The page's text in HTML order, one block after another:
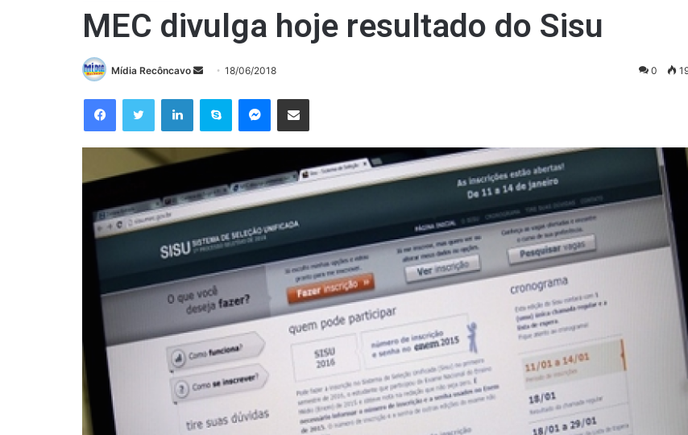
MEC divulga hoje resultado do Sisu
Mídia Recôncavo
Mande
e-
18/06/2018 0
FacebookTwitter LinkedinSkype Messenger
Compartilhar via e-mail